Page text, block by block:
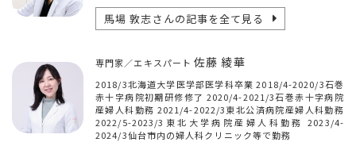
馬場 敦志さんの記事を全て見る
専門家／エキスパート 佐藤 綾華
2018/3北海道大学医学部医学科卒業 2018/4-2020/3石巻
赤十字病院初期研修修了 2020/4-2021/3石巻赤十字病院
産婦人科勤務 2021/4-2022/3東北公済病院産婦人科勤務
2022/5-2023/3東北大学病院産婦人科勤務 2023/4-
2024/3仙台市内の婦人科クリニック等で勤務